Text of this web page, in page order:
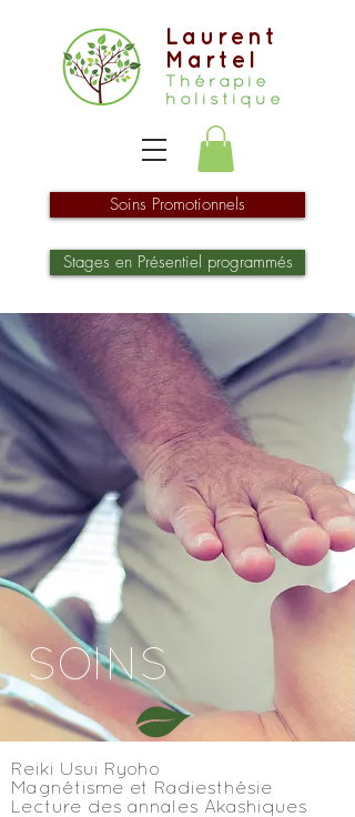
Laurent
Martel
Thérapie
holistique
Stages en Présentiel programmés
Soins Promotionnels
SOINS
Reiki Usui Ryoho
Magnétisme et Radiesthésie
Lecture des annales Akashiques